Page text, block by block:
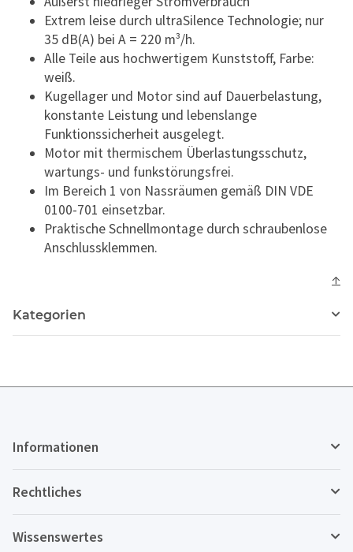
Extrem leise durch ultraSilence Technologie; nur
35 dB(A) bei A = 220 m³/h.
Alle Teile aus hochwertigem Kunststoff, Farbe:
weiß.
Kugellager und Motor sind auf Dauerbelastung,
konstante Leistung und lebenslange
Funktionssicherheit ausgelegt.
Motor mit thermischem Überlastungsschutz,
wartungs- und funkstörungsfrei.
Im Bereich 1 von Nassräumen gemäß DIN VDE
0100-701 einsetzbar.
Praktische Schnellmontage durch schraubenlose
Anschlussklemmen.
↑
Kategorien
Informationen
Rechtliches
Wissenswertes